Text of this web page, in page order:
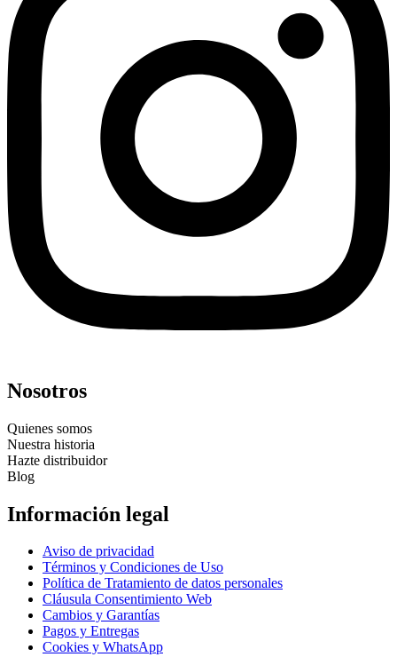
Nosotros
Quienes somos
Nuestra historia
Hazte distribuidor
Blog
Información legal
Aviso de privacidad
Términos y Condiciones de Uso
Política de Tratamiento de datos personales
Cláusula Consentimiento Web
Cambios y Garantías
Pagos y Entregas
Cookies y WhatsApp